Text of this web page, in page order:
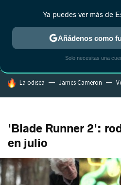
MENÚ
ESTRENOS REALITY
HOY SE HABLA DE
La odisea James Cameron
'Blade Runner 2':
en julio
Ya puedes ver más de
Añádenos como
Solo necesitas una